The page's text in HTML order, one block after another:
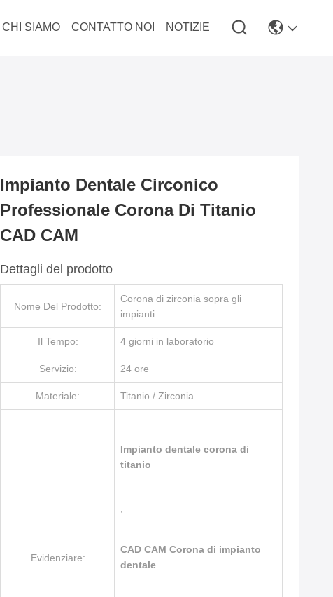
CHI SIAMO CONTATTO NOI NOTIZIE
Impianto Dentale Circonico
Professionale Corona Di Titanio
CAD CAM
Dettagli del prodotto
Nome Del Prodotto:
Corona di zirconia sopra gli
impianti
Il Tempo: 4 giorni in laboratorio
Servizio: 24 ore
Materiale: Titanio / Zirconia
Evidenziare:
Impianto dentale corona di
titanio
CAD CAM Corona di impianto
dentale